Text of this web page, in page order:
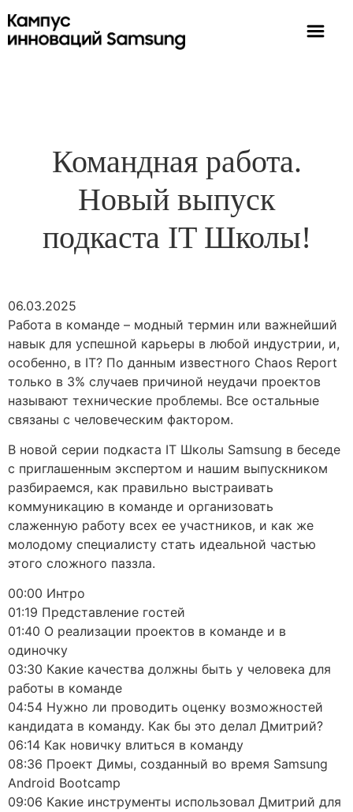
Командная работа.
Новый выпуск
подкаста IT Школы!
06.03.2025
Работа в команде – модный термин или важнейший
навык для успешной карьеры в любой индустрии, и,
особенно, в IT? По данным известного Chaos Report
только в 3% случаев причиной неудачи проектов
называют технические проблемы. Все остальные
связаны с человеческим фактором.
В новой серии подкаста IT Школы Samsung в беседе
с приглашенным экспертом и нашим выпускником
разбираемся, как правильно выстраивать
коммуникацию в команде и организовать
слаженную работу всех ее участников, и как же
молодому специалисту стать идеальной частью
этого сложного паззла.
00:00 Интро
01:19 Представление гостей
01:40 О реализации проектов в команде и в
одиночку
03:30 Какие качества должны быть у человека для
работы в команде
04:54 Нужно ли проводить оценку возможностей
кандидата в команду. Как бы это делал Дмитрий?
06:14 Как новичку влиться в команду
08:36 Проект Димы, созданный во время Samsung
Android Bootcamp
09:06 Какие инструменты использовал Дмитрий для